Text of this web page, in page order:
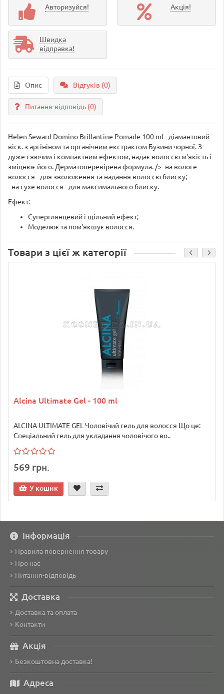
Авторизуйся! Акція!
Швидка
відправка!
Опис Відгуків (0)
Питання-відповідь (0)
Helen Seward Domino Brillantine Pomade 100 ml - діамантовий
віск. з аргініном та органічним екстрактом Бузини чорної. З
дуже сяючим і компактним ефектом, надає волоссю м'якість і
зміцнює його. Дерматоперевірена формула. />- на вологе
волосся - для зволоження та надання волоссю блиску;
- на сухе волосся - для максимального блиску.
Ефект:
Суперглянцевий і щільний ефект;
Моделює та пом'якшує волосся.
Товари з цієї ж категорії
Alcina Ultimate Gel - 100 ml
ALCINA ULTIMATE GEL Чоловічий гель для волосся Що це:
Спеціальний гель для укладання чоловічого во..
569 грн.
У кошик
Інформація
Правила повернення товару
Про нас
Питання-відповідь
Доставка
Доставка та оплата
Контакти
Акція
Безкоштовна доставка!
Адреса